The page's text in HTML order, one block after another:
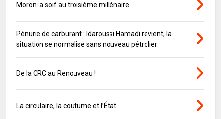
Moroni a soif au troisième millénaire
Pénurie de carburant : Idaroussi Hamadi revient, la
situation se normalise sans nouveau pétrolier
De la CRC au Renouveau !
La circulaire, la coutume et l’État